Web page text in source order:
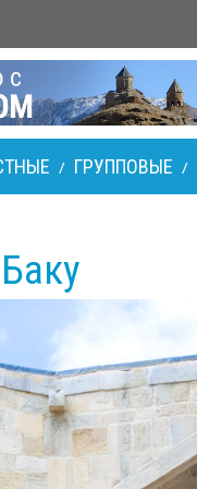
/ ГРУППОВЫЕ /